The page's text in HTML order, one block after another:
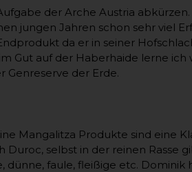
der Arche Austria
jungen Jahren schon sehr viel
da er in seiner
Gut auf der Haberhaide lerne
Genreserve der Erde.
Mangalitza Produkte sind eine
Duroc, selbst in der reinen Rasse
dünne, faule, fleißige etc.